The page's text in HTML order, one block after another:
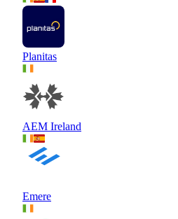
Planitas
AEM Ireland
Emere